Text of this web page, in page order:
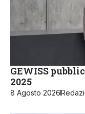
GEWISS
2025
8 Agosto 2026